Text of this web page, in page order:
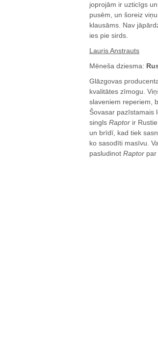
joprojām ir uzticīgs
pusēm, un šoreiz
klausāms. Nav
ies pie sirds.
Lauris Anstrauts
Mēneša dziesma:
Glāzgovas
kvalitātes zīmogu.
slaveniem reperiem,
Šovasar pazīstamais
singls Raptor ir
un brīdī, kad tiek
ko sasodīti masīvu.
pasludinot Raptor par